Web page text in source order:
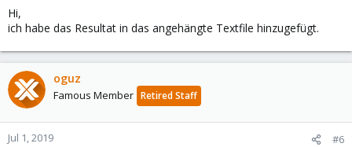
Hi,
ich habe das Resultat in das angehängte Textfile hinzugefügt.
oguz
Famous Member Retired Staff
Jul 1, 2019 #6